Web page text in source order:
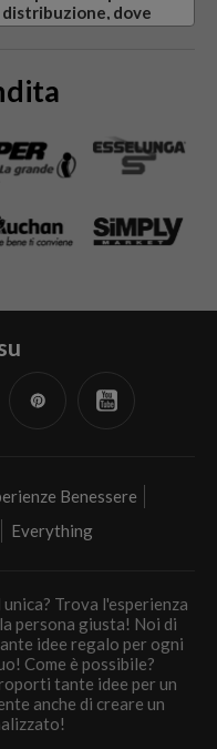
dove
(PIN)?
PinterestYouTube
Benessere
Everything
Trova l'esperienza
persona giusta! Noi di
idee regalo per ogni
Come è possibile?
tante idee per un
anche di creare un